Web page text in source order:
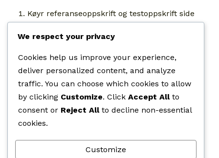
Køyr referanseoppskrift og testoppskrift side
Juster hydrering i små steg om deigen verkar
mjukare enn vanleg kveitedeig.
Vurder volum, farge, krumme, aroma og
skjerefastheit før du aukar delen vidare.
Kjelder
Offisiell produktinformasjon frå Tritordeum og
fagstoff om kornhybridar.
We respect your privacy
Cookies help us improve your experience,
deliver personalized content, and analyze
traffic. You can choose which cookies to allow
by clicking Customize. Click Accept Allto
consent or Reject Allto decline non-essential
cookies.
Customize